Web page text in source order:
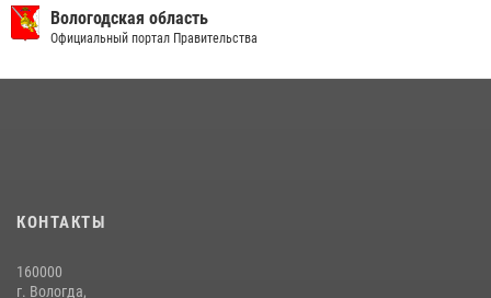
задержали сотрудники вневедомственной охраны Росгвардии за
минувшую неделю
взаимодействие по профилактике мошенничеств
Вологодская область
Официальный портал Правительства
КОНТАКТЫ
160000
г. Вологда,